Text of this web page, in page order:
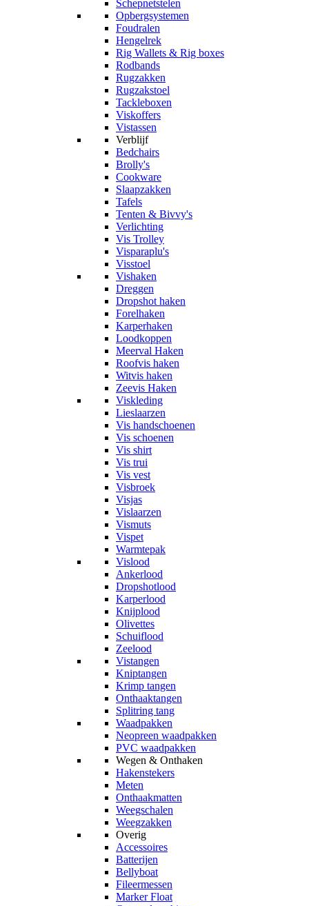
Schepnetstelen
Opbergsystemen
Foudralen
Hengelrek
Rig Wallets & Rig boxes
Rodbands
Rugzakken
Rugzakstoel
Tackleboxen
Viskoffers
Vistassen
Verblijf
Bedchairs
Brolly's
Cookware
Slaapzakken
Tafels
Tenten & Bivvy's
Verlichting
Vis Trolley
Visparaplu's
Visstoel
Vishaken
Dreggen
Dropshot haken
Forelhaken
Karperhaken
Loodkoppen
Meerval Haken
Roofvis haken
Witvis haken
Zeevis Haken
Viskleding
Lieslaarzen
Vis handschoenen
Vis schoenen
Vis shirt
Vis trui
Vis vest
Visbroek
Visjas
Vislaarzen
Vismuts
Vispet
Warmtepak
Vislood
Ankerlood
Dropshotlood
Karperlood
Knijplood
Olivettes
Schuiflood
Zeelood
Vistangen
Kniptangen
Krimp tangen
Onthaaktangen
Splitring tang
Waadpakken
Neopreen waadpakken
PVC waadpakken
Wegen & Onthaken
Hakenstekers
Meten
Onthaakmatten
Weegschalen
Weegzakken
Overig
Accessoires
Batterijen
Bellyboat
Fileermessen
Marker Float